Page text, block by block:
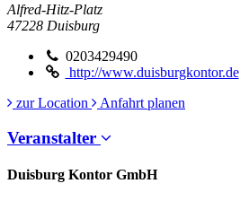
Alfred-Hitz-Platz
47228 Duisburg
0203429490
http://www.duisburgkontor.de
zur Location
Anfahrt planen
Veranstalter
Duisburg Kontor GmbH